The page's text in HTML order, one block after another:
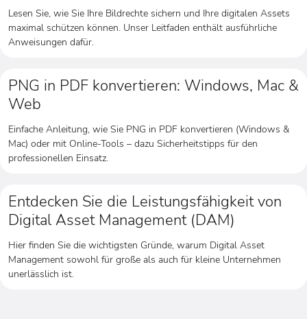
Lesen Sie, wie Sie Ihre Bildrechte sichern und Ihre digitalen Assets
maximal schützen können. Unser Leitfaden enthält ausführliche
Anweisungen dafür.
PNG in PDF konvertieren: Windows, Mac &
Web
Einfache Anleitung, wie Sie PNG in PDF konvertieren (Windows &
Mac) oder mit Online-Tools – dazu Sicherheitstipps für den
professionellen Einsatz.
Entdecken Sie die Leistungsfähigkeit von
Digital Asset Management (DAM)
Hier finden Sie die wichtigsten Gründe, warum Digital Asset
Management sowohl für große als auch für kleine Unternehmen
unerlässlich ist.